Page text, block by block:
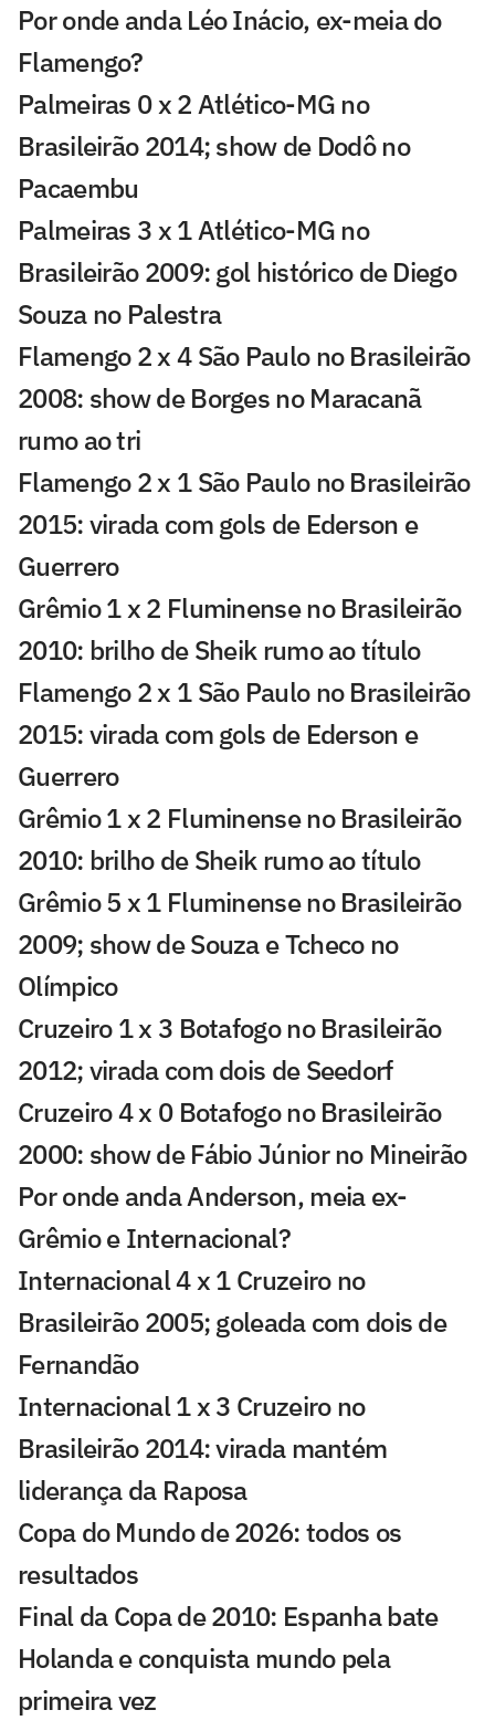
Por onde anda Léo Inácio, ex-meia do
Flamengo?
Palmeiras 0 x 2 Atlético-MG no
Brasileirão 2014; show de Dodô no
Pacaembu
Palmeiras 3 x 1 Atlético-MG no
Brasileirão 2009: gol histórico de Diego
Souza no Palestra
Flamengo 2 x 4 São Paulo no Brasileirão
2008: show de Borges no Maracanã
rumo ao tri
Flamengo 2 x 1 São Paulo no Brasileirão
2015: virada com gols de Ederson e
Guerrero
Grêmio 1 x 2 Fluminense no Brasileirão
2010: brilho de Sheik rumo ao título
Flamengo 2 x 1 São Paulo no Brasileirão
2015: virada com gols de Ederson e
Guerrero
Grêmio 1 x 2 Fluminense no Brasileirão
2010: brilho de Sheik rumo ao título
Grêmio 5 x 1 Fluminense no Brasileirão
2009; show de Souza e Tcheco no
Olímpico
Cruzeiro 1 x 3 Botafogo no Brasileirão
2012; virada com dois de Seedorf
Cruzeiro 4 x 0 Botafogo no Brasileirão
2000: show de Fábio Júnior no Mineirão
Por onde anda Anderson, meia ex-
Grêmio e Internacional?
Internacional 4 x 1 Cruzeiro no
Brasileirão 2005; goleada com dois de
Fernandão
Internacional 1 x 3 Cruzeiro no
Brasileirão 2014: virada mantém
liderança da Raposa
Copa do Mundo de 2026: todos os
resultados
Final da Copa de 2010: Espanha bate
Holanda e conquista mundo pela
primeira vez